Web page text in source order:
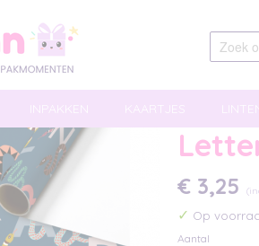
INPAKKEN KAARTJES
€ 3,25
✓ Op
Aantal